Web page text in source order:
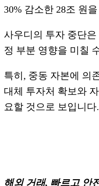
30% 감소한 28조 원
사우디의 투자 중단
정 부분 영향을 미칠
특히, 중동 자본에 의
대체 투자처 확보와
요할 것으로 보입니다.
해외 거래, 빠르고 안